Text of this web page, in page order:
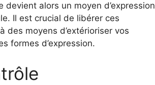
devient alors un moyen d’expression
Il est crucial de libérer ces
des moyens d’extérioriser vos
formes d’expression.